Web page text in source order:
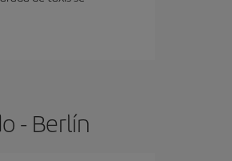
- Berlín